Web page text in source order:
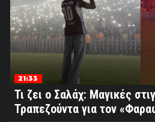
21:33
Τι ζει ο Σαλάχ: Μαγικές
Τραπεζούντα για τον